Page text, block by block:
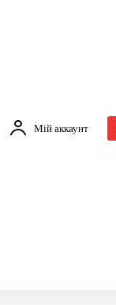
Мій аккаунт